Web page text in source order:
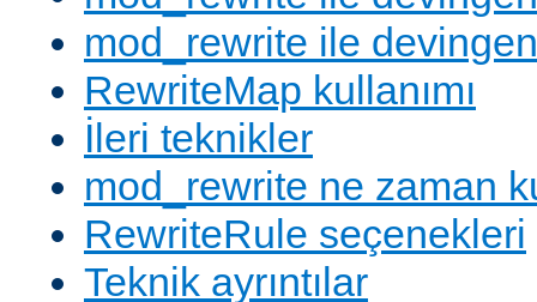
mod_rewrite ile
RewriteMap kullanımı
İleri teknikler
mod_rewrite ne zaman
RewriteRule seçenekleri
Teknik ayrıntılar